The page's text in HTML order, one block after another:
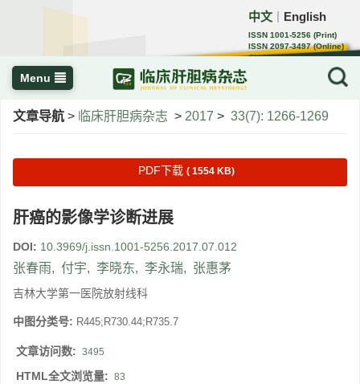
中文 English
ISSN 1001-5256 (Print)
ISSN 2097-3497 (Online)
CN 22-1108/R
Menu
文章导航 > 临床肝胆病杂志 > 2017 > 33(7): 1266-1269
PDF下载 ( 1554 KB)
肝癌的影像学诊断进展
DOI: 10.3969/j.issn.1001-5256.2017.07.012
张春雨, 付宇, 李晓东, 李永瑞, 张惠茅
吉林大学第一医院放射线科
中图分类号: R445;R730.44;R735.7
文章访问数: 3495
HTML全文浏览量: 83